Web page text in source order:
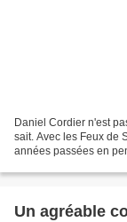
Daniel Cordier n'est
sait. Avec les Feux de
années passées en
Un agréable